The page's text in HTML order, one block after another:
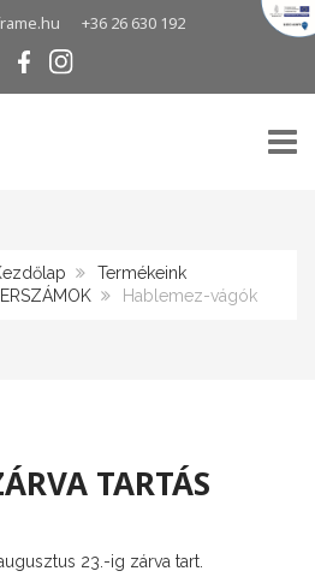
+36 26 630 192
Termékeink
Hablemez-vágók
TARTÁS
23.-ig zárva tart.